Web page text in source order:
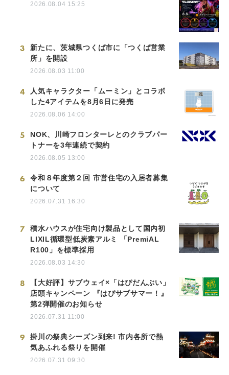
2026.08.04 15:25
3
新たに、茨城県つくば市に「つくば営業
所」を開設
2026.08.03 11:00
4
人気キャラクター「ムーミン」とコラボ
した4アイテムを8月6日に発売
2026.08.06 14:00
5
NOK、川崎フロンターレとのクラブパー
トナーを3年連続で契約
2026.08.05 13:00
6
令和８年度第２回 市営住宅の入居者募集
について
2026.07.31 16:30
7
積水ハウスが住宅向け製品として国内初
LIXIL循環型低炭素アルミ 「PremiAL
R100」を標準採用
2026.08.03 14:30
8
【大好評】サブウェイ×「はぴだんぶい」
店頭キャンペーン 『はぴサブサマー！』
第2弾開催のお知らせ
2026.07.31 11:00
9
掛川の祭典シーズン到来! 市内各所で熱
気あふれる祭りを開催
2026.07.31 09:30